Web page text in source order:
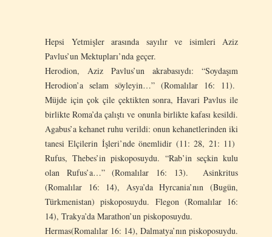
Hepsi Yetmişler arasında sayılır ve isimleri Aziz
Pavlus’un Mektupları’nda geçer.
Herodion, Aziz Pavlus’un akrabasıydı: “Soydaşım
Herodion’a selam söyleyin…” (Romalılar 16: 11).
Müjde için çok çile çektikten sonra, Havari Pavlus ile
birlikte Roma’da çalıştı ve onunla birlikte kafası kesildi.
Agabus’a kehanet ruhu verildi: onun kehanetlerinden iki
tanesi Elçilerin İşleri’nde önemlidir (11: 28, 21: 11)
Rufus, Thebes’in piskoposuydu. “Rab’in seçkin kulu
olan Rufus’a…” (Romalılar 16: 13). Asinkritus
(Romalılar 16: 14), Asya’da Hyrcania’nın (Bugün,
Türkmenistan) piskoposuydu. Flegon (Romalılar 16:
14), Trakya’da Marathon’un piskoposuydu.
Hermas(Romalılar 16: 14), Dalmatya’nın piskoposuydu.